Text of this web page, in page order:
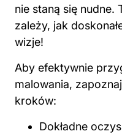
nie staną się nudne.
zależy, jak
wizje!
Aby efektywnie
malowania,
kroków:
Dokładne